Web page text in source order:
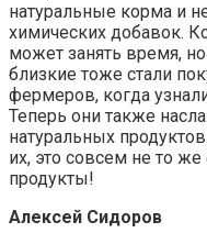
натуральные корма и
химических добавок.
может занять время,
близкие тоже стали
фермеров, когда
Теперь они также
натуральных
их, это совсем не то
продукты!
Алексей Сидоров